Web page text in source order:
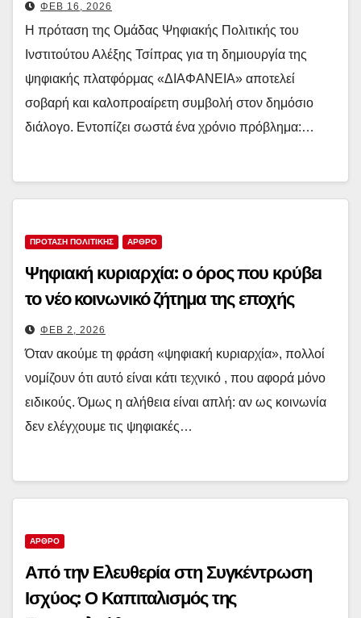
ΦΕΒ 16, 2026
Η πρόταση της Ομάδας Ψηφιακής Πολιτικής του
Ινστιτούτου Αλέξης Τσίπρας για τη δημιουργία της
ψηφιακής πλατφόρμας «ΔΙΑΦΑΝΕΙΑ» αποτελεί
σοβαρή και καλοπροαίρετη συμβολή στον δημόσιο
διάλογο. Εντοπίζει σωστά ένα χρόνιο πρόβλημα:…
ΠΡΟΤΑΣΗ ΠΟΛΙΤΙΚΗΣ ΑΡΘΡΟ
Ψηφιακή κυριαρχία: ο όρος που κρύβει
το νέο κοινωνικό ζήτημα της εποχής
ΦΕΒ 2, 2026
Όταν ακούμε τη φράση «ψηφιακή κυριαρχία», πολλοί
νομίζουν ότι αυτό είναι κάτι τεχνικό , που αφορά μόνο
ειδικούς. Όμως η αλήθεια είναι απλή: αν ως κοινωνία
δεν ελέγχουμε τις ψηφιακές…
ΑΡΘΡΟ
Από την Ελευθερία στη Συγκέντρωση
Ισχύος: Ο Καπιταλισμός της